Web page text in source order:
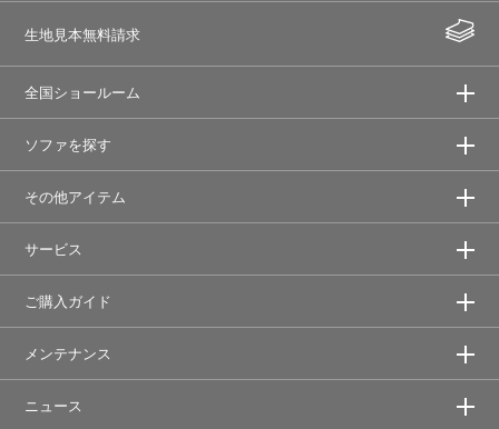
生地見本無料請求
全国ショールーム
ソファを探す
その他アイテム
サービス
ご購入ガイド
メンテナンス
ニュース